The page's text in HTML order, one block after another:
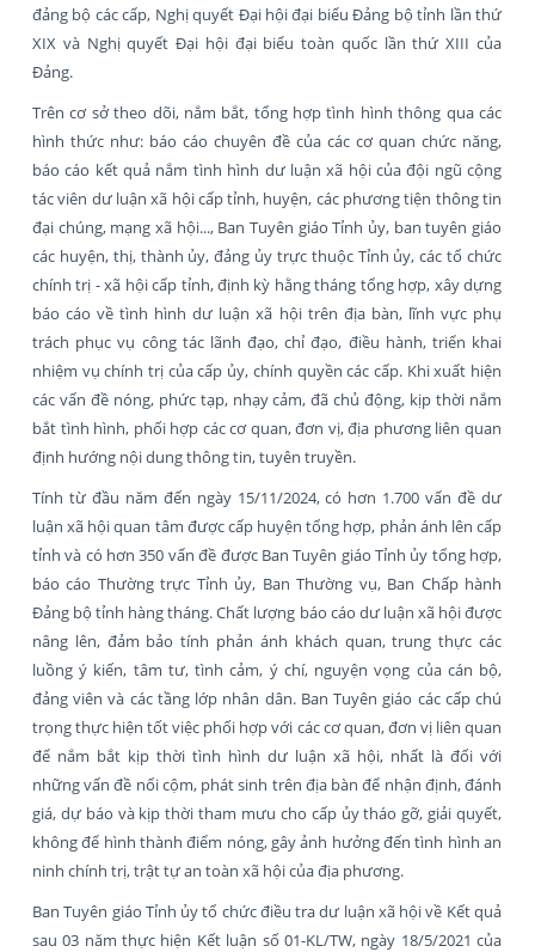
đảng bộ các cấp, Nghị quyết Đại hội đại biểu Đảng bộ tỉnh lần thứ
XIX và Nghị quyết Đại hội đại biểu toàn quốc lần thứ XIII của
Đảng.
Trên cơ sở theo dõi, nắm bắt, tổng hợp tình hình thông qua các
hình thức như: báo cáo chuyên đề của các cơ quan chức năng,
báo cáo kết quả nắm tình hình dư luận xã hội của đội ngũ cộng
tác viên dư luận xã hội cấp tỉnh, huyện, các phương tiện thông tin
đại chúng, mạng xã hội..., Ban Tuyên giáo Tỉnh ủy, ban tuyên giáo
các huyện, thị, thành ủy, đảng ủy trực thuộc Tỉnh ủy, các tổ chức
chính trị - xã hội cấp tỉnh, định kỳ hằng tháng tổng hợp, xây dựng
báo cáo về tình hình dư luận xã hội trên địa bàn, lĩnh vực phụ
trách phục vụ công tác lãnh đạo, chỉ đạo, điều hành, triển khai
nhiệm vụ chính trị của cấp ủy, chính quyền các cấp. Khi xuất hiện
các vấn đề nóng, phức tạp, nhạy cảm, đã chủ động, kịp thời nắm
bắt tình hình, phối hợp các cơ quan, đơn vị, địa phương liên quan
định hướng nội dung thông tin, tuyên truyền.
Tính từ đầu năm đến ngày 15/11/2024, có hơn 1.700 vấn đề dư
luận xã hội quan tâm được cấp huyện tổng hợp, phản ánh lên cấp
tỉnh và có hơn 350 vấn đề được Ban Tuyên giáo Tỉnh ủy tổng hợp,
báo cáo Thường trực Tỉnh ủy, Ban Thường vụ, Ban Chấp hành
Đảng bộ tỉnh hàng tháng. Chất lượng báo cáo dư luận xã hội được
nâng lên, đảm bảo tính phản ánh khách quan, trung thực các
luồng ý kiến, tâm tư, tình cảm, ý chí, nguyện vọng của cán bộ,
đảng viên và các tầng lớp nhân dân. Ban Tuyên giáo các cấp chú
trọng thực hiện tốt việc phối hợp với các cơ quan, đơn vị liên quan
để nắm bắt kịp thời tình hình dư luận xã hội, nhất là đối với
những vấn đề nổi cộm, phát sinh trên địa bàn để nhận định, đánh
giá, dự báo và kịp thời tham mưu cho cấp ủy tháo gỡ, giải quyết,
không để hình thành điểm nóng, gây ảnh hưởng đến tình hình an
ninh chính trị, trật tự an toàn xã hội của địa phương.
Ban Tuyên giáo Tỉnh ủy tổ chức điều tra dư luận xã hội về Kết quả
sau 03 năm thực hiện Kết luận số 01-KL/TW, ngày 18/5/2021 của